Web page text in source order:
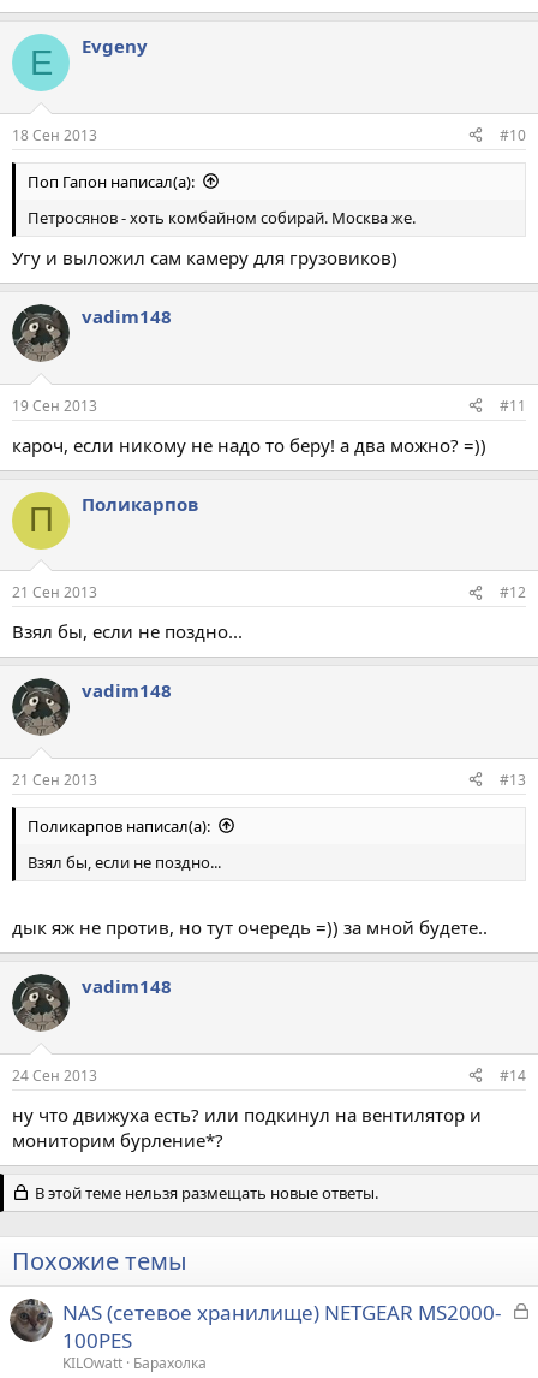
E Evgeny
18 Сен 2013 #10
Поп Гапон написал(а):
Петросянов - хоть комбайном собирай. Москва же.
Угу и выложил сам камеру для грузовиков)
vadim148
19 Сен 2013 #11
кароч, если никому не надо то беру! а два можно? =))
П Поликарпов
21 Сен 2013 #12
Взял бы, если не поздно...
vadim148
21 Сен 2013 #13
Поликарпов написал(а):
Взял бы, если не поздно...
дык яж не против, но тут очередь =)) за мной будете..
vadim148
24 Сен 2013 #14
ну что движуха есть? или подкинул на вентилятор и
мониторим бурление*?
В этой теме нельзя размещать новые ответы.
Похожие темы
З
NAS (сетевое хранилище) NETGEAR MS2000-
100PES
KILOwatt Барахолка